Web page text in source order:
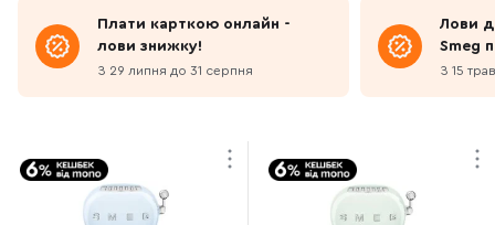
Плати карткою онлайн -
лови знижку!
З 29 липня до 31 серпня
Лови
Smeg
З 15